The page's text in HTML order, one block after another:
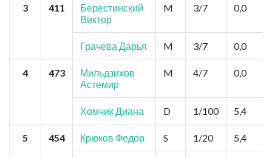
3 411
Берестинский
Виктор
M 3/7 0,0
Грачева Дарья M 3/7 0,0
4 473
Мильдзихов
Астемир
M 4/7 0,0
Хомчик Диана D 1/100 5,4
5 454 Крюков Федор S 1/20 5,4